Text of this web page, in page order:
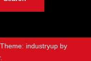
Theme: industryup by
.